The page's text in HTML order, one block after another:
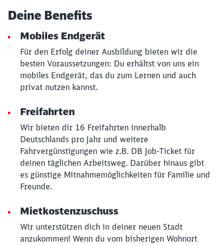
Deine Benefits
Mobiles Endgerät
Für den Erfolg deiner Ausbildung bieten wir die
besten Voraussetzungen: Du erhältst von uns ein
mobiles Endgerät, das du zum Lernen und auch
privat nutzen kannst.
Freifahrten
Wir bieten dir 16 Freifahrten innerhalb
Deutschlands pro Jahr und weitere
Fahrvergünstigungen wie z.B. DB Job-Ticket für
deinen täglichen Arbeitsweg. Darüber hinaus gibt
es günstige Mitnahmemöglichkeiten für Familie und
Freunde.
Mietkostenzuschuss
Wir unterstützen dich in deiner neuen Stadt
anzukommen! Wenn du vom bisherigen Wohnort
Möchten Sie zuweitergeleitet
werden?
Abbrechen Weiter